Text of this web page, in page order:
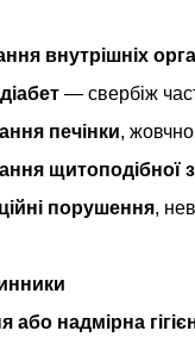
внутрішніх
— свербіж
печінки,
щитоподібної
порушення,
або надмірна